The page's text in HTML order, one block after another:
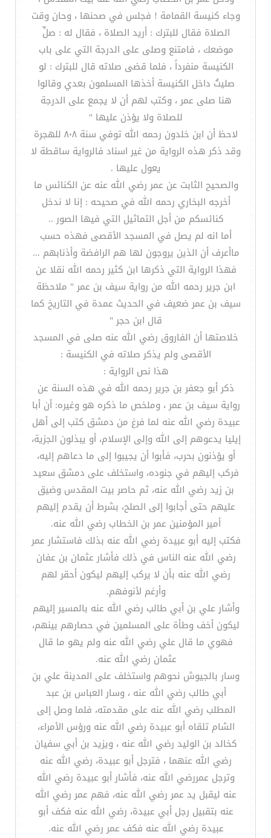
وجاء كنيسة القمامة ! فجلس في صحنها ، وحان وقت
الصلاة فقال للبترك : أريد الصلاة ، فقال له : صلِّ
موضعك ، فامتنع وصلى على الدرجة التي على باب
الكنيسة منفرداً ، فلما قضى صلاته قال للبترك : لو
صليتُ داخل الكنيسة أخذها المسلمون بعدي وقالوا
هنا صلى عمر ، وكتب لهم أن لا يجمع على الدرجة
للصلاة ولا يؤذن عليها "
لاحظ أن ابن خلدون رحمه الله توفي سنة ٨٠٨ للهجرة
وقد ذكر هذه الرواية من غير اسناد فالرواية ساقطة لا
يعول عليها .
والصحيح الثابت عن عمر رضي الله عنه عن الكنائس ما
أخرجه البخاري رحمه الله في صحيحه : إنا لا ندخل
كنائسكم من أجل التماثيل التي فيها الصور ..
أما انه لم يصل في المسجد الأقصى فهذه حسب
ماأعرف أن الذين يروجون لها هم الرافضة وأذنابهم ...
فهذا الرواية التي ذكرها ابن كثير رحمه الله نقلا عن
ابن جرير رحمه الله من رواية سيف بن عمر " ملاحظة
سيف بن عمر ضعيف في الحديث عمدة في التاريخ كما
قال ابن حجر "
خلاصتها أن الفاروق رضي الله عنه صلى في المسجد
الأقصى ولم يذكر صلاته في الكنيسة :
هذا نص الرواية :
ذكر أبو جعفر بن جرير رحمه الله في هذه السنة عن
رواية سيف بن عمر ، وملخص ما ذكره هو وغيره: أن أبا
عبيدة رضي الله عنه لما فرغ من دمشق كتب إلى أهل
إيليا يدعوهم إلى الله وإلى الإسلام، أو يبذلون الجزية،
أو يؤذنون بحرب، فأبوا أن يجيبوا إلى ما دعاهم إليه،
فركب إليهم في جنوده، واستخلف على دمشق سعيد
بن زيد رضي الله عنه، ثم حاصر بيت المقدس وضيق
عليهم حتى أجابوا إلى الصلح، بشرط أن يقدم إليهم
أمير المؤمنين عمر بن الخطاب رضي الله عنه.
فكتب إليه أبو عبيدة رضي الله عنه بذلك فاستشار عمر
رضي الله عنه الناس في ذلك فأشار عثمان بن عفان
رضي الله عنه بأن لا يركب إليهم ليكون أحقر لهم
وأرغم لأنوفهم.
وأشار علي بن أبي طالب رضي الله عنه بالمسير إليهم
ليكون أخف وطأة على المسلمين في حصارهم بينهم،
فهوي ما قال علي رضي الله عنه ولم يهو ما قال
عثمان رضي الله عنه.
وسار بالجيوش نحوهم واستخلف على المدينة علي بن
أبي طالب رضي الله عنه ، وسار العباس بن عبد
المطلب رضي الله عنه على مقدمته، فلما وصل إلى
الشام تلقاه أبو عبيدة رضي الله عنه ورؤس الأمراء،
كخالد بن الوليد رضي الله عنه ، ويزيد بن أبي سفيان
رضي الله عنهما ، فترجل أبو عبيدة، رضي الله عنه
وترجل عمررضي الله عنه، فأشار أبو عبيدة رضي الله
عنه ليقبل يد عمر رضي الله عنه، فهم عمر رضي الله
عنه بتقبيل رجل أبي عبيدة، رضي الله عنه فكف أبو
عبيدة رضي الله عنه فكف عمر رضي الله عنه.